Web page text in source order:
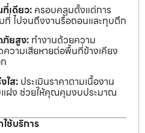
เดียว: ครอบคลุมตั้งแต่การ
ที่ ไปจนถึงงานรื้อถอนและทุบตึก
ภัยสูง: ทำงานด้วยความ
ความเสียหายต่อพื้นที่ข้างเคียง
ใส: ประเมินราคาตามเนื้องาน
แฝง ช่วยให้คุณคุมงบประมาณ
ช้บริการ